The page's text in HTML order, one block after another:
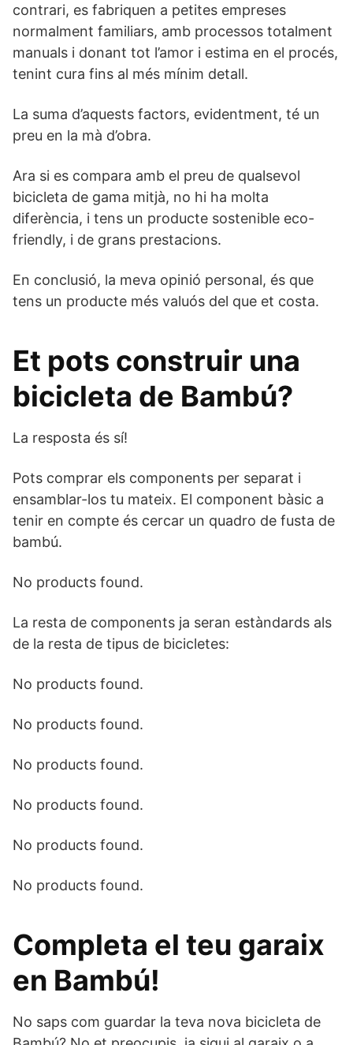
contrari, es fabriquen a petites empreses
normalment familiars, amb processos totalment
manuals i donant tot l’amor i estima en el procés,
tenint cura fins al més mínim detall.
La suma d’aquests factors, evidentment, té un
preu en la mà d’obra.
Ara si es compara amb el preu de qualsevol
bicicleta de gama mitjà, no hi ha molta
diferència, i tens un producte sostenible eco-
friendly, i de grans prestacions.
En conclusió, la meva opinió personal, és que
tens un producte més valuós del que et costa.
Et pots construir una
bicicleta de Bambú?
La resposta és sí!
Pots comprar els components per separat i
ensamblar-los tu mateix. El component bàsic a
tenir en compte és cercar un quadro de fusta de
bambú.
No products found.
La resta de components ja seran estàndards als
de la resta de tipus de bicicletes:
No products found.
No products found.
No products found.
No products found.
No products found.
No products found.
Completa el teu garaix
en Bambú!
No saps com guardar la teva nova bicicleta de